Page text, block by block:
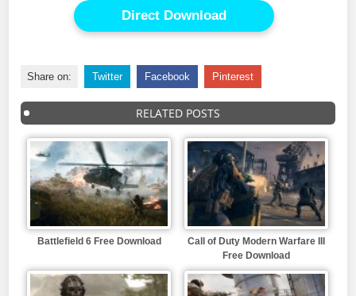
Direct Download
Share on: Twitter Facebook Pinterest
RELATED POSTS
Battlefield 6 Free Download
Call of Duty Modern Warfare III
Free Download